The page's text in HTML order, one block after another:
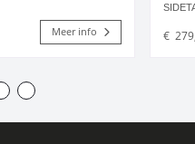
Meer info €